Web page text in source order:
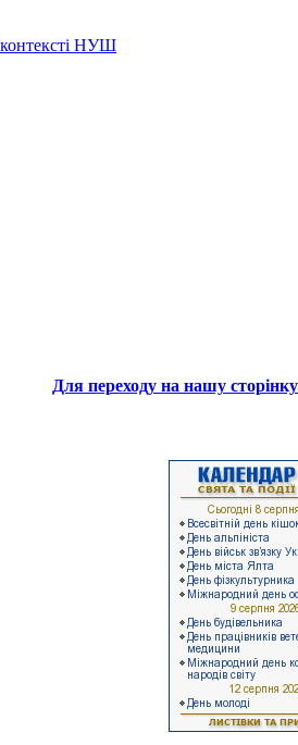
контексті НУШ
Для переходу на нашу